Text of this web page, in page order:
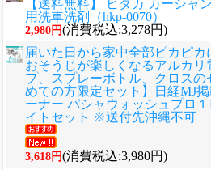
【送料無料】 ヒダカ カーシャ
用洗車洗剤（hkp-0070）
2,980円(消費税込:3,278円)
届いた日から家中全部ピカピカ
おそうじが楽しくなるアルカリ
プ、スプレーボトル、クロスの
めての方限定セット】日経MJ
ーナー パシャウォッシュプロ
イトセット ※送付先沖縄不可
3,618円(消費税込:3,980円)